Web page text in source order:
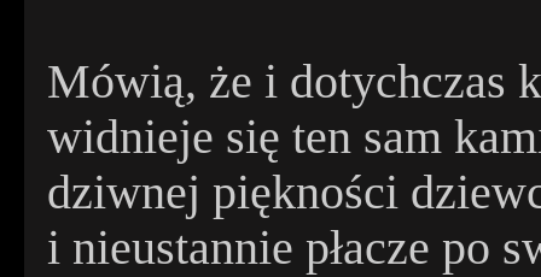
Mówią, że i dotychczas
widnieje się ten sam
dziwnej piękności
i nieustannie płacze po